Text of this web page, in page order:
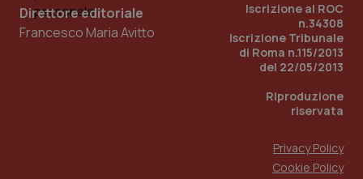
Direttore editoriale
Francesco Maria Avitto
Iscrizione al ROC
n.34308
Iscrizione Tribunale
di Roma n.115/2013
del 22/05/2013
Riproduzione
riservata
Privacy Policy
Cookie Policy
.quotidianosanita.it
1
mese